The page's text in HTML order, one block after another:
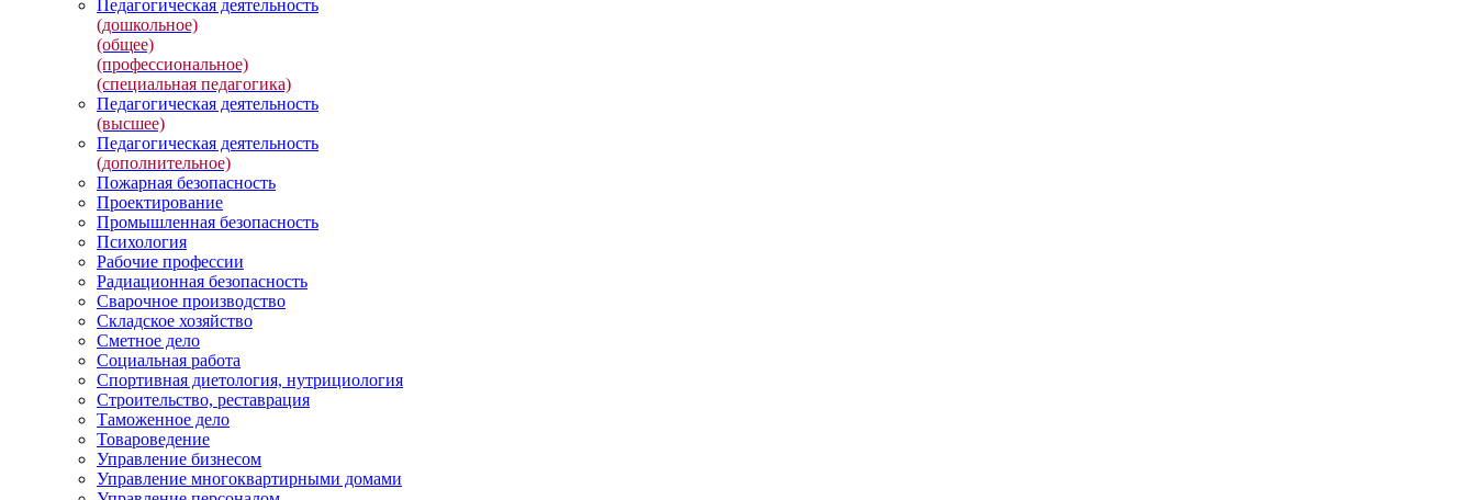
Педагогическая деятельность
(дошкольное)
(общее)
(профессиональное)
(специальная педагогика)
Педагогическая деятельность
(высшее)
Педагогическая деятельность
(дополнительное)
Пожарная безопасность
Проектирование
Промышленная безопасность
Психология
Рабочие профессии
Радиационная безопасность
Сварочное производство
Складское хозяйство
Сметное дело
Социальная работа
Спортивная диетология, нутрициология
Строительство, реставрация
Таможенное дело
Товароведение
Управление бизнесом
Управление многоквартирными домами